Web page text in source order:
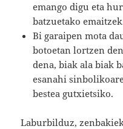
emango digu eta
batzuetako
Bi garaipen mota
botoetan lortzen
dena, biak ala biak
esanahi
bestea gutxietsiko.
Laburbilduz,